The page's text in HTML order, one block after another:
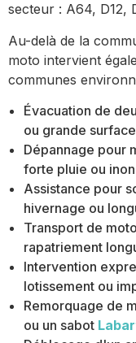
secteur : A64, D12,
Au-delà de la
moto intervient
communes
Évacuation de
ou grande surface
Dépannage pour
forte pluie ou
Assistance pour
hivernage ou
Transport de
rapatriement
Intervention
lotissement ou
Remorquage de
ou un sabot